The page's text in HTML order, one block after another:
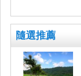
隨選推薦